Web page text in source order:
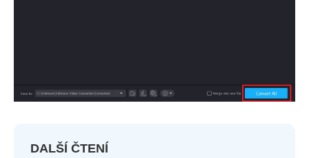
DALŠÍ ČTENÍ